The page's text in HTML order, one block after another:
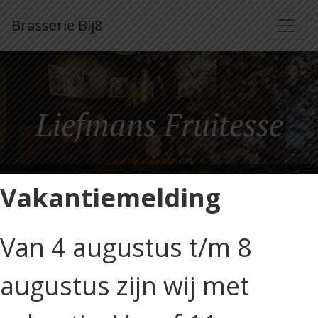
Brasserie Bij8
Liefmans Fruitesse
Liefmans Fruitesse
Vakantiemelding
Van 4 augustus t/m 8
augustus zijn wij met